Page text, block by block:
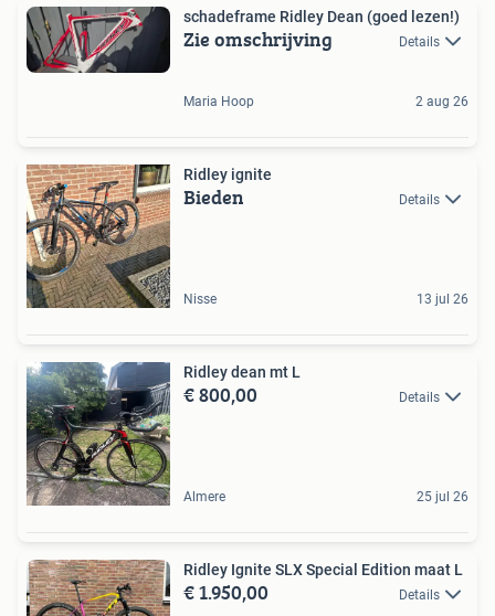
schadeframe Ridley Dean (goed lezen!)
Zie omschrijving Details
Maria Hoop 2 aug 26
Ridley ignite
Bieden Details
Nisse 13 jul 26
Ridley dean mt L
€ 800,00 Details
Almere 25 jul 26
Ridley Ignite SLX Special Edition maat L
€ 1.950,00 Details